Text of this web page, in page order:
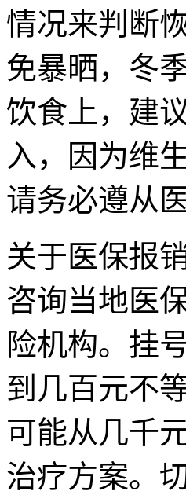
情况来判断
免暴晒，冬
饮食上，建
入，因为维
请务必遵从
关于医保报
咨询当地医
险机构。挂
到几百元不
可能从几千
治疗方案。